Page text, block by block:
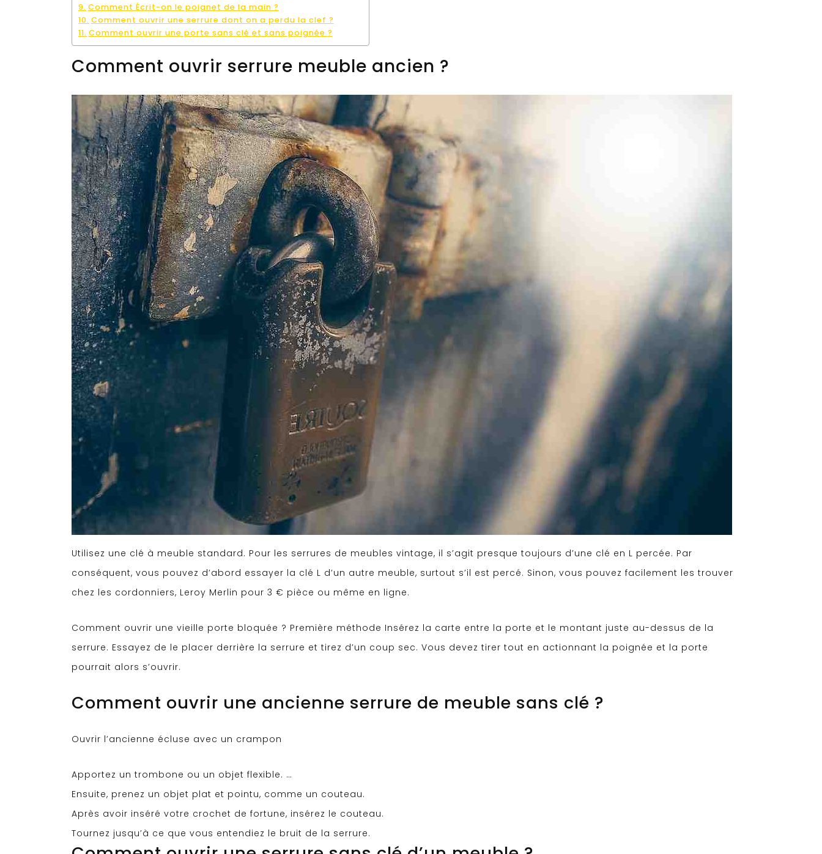
Comment Écrit-on le poignet de la main ?
Comment ouvrir une serrure dont on a perdu la clef ?
Comment ouvrir une porte sans clé et sans poignée ?
Comment ouvrir serrure meuble ancien ?
Utilisez une clé à meuble standard. Pour les serrures de meubles vintage, il s’agit presque toujours d’une clé en L percée. Par
conséquent, vous pouvez d’abord essayer la clé L d’un autre meuble, surtout s’il est percé. Sinon, vous pouvez facilement les trouver
chez les cordonniers, Leroy Merlin pour 3 € pièce ou même en ligne.
Comment ouvrir une vieille porte bloquée ? Première méthode Insérez la carte entre la porte et le montant juste au-dessus de la
serrure. Essayez de le placer derrière la serrure et tirez d’un coup sec. Vous devez tirer tout en actionnant la poignée et la porte
pourrait alors s’ouvrir.
Comment ouvrir une ancienne serrure de meuble sans clé ?
Ouvrir l’ancienne écluse avec un crampon
Apportez un trombone ou un objet flexible. …
Ensuite, prenez un objet plat et pointu, comme un couteau.
Après avoir inséré votre crochet de fortune, insérez le couteau.
Tournez jusqu’à ce que vous entendiez le bruit de la serrure.